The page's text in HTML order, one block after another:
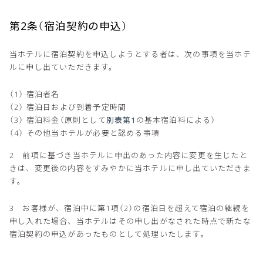
第2条（宿泊契約の申込）
当ホテルに宿泊契約を申込しようとする者は、次の事項を当ホテ
ルに申し出ていただきます。
宿泊者名
宿泊日および到着予定時間
宿泊料金（原則として別表第1 の基本宿泊料による）
その他当ホテルが必要と認める事項
2 前項に基づき当ホテルに申出のあった内容に変更を生じたと
きは、変更後の内容をすみやかに当ホテルに申し出ていただきま
す。
3 お客様が、宿泊中に第1項（2）の宿泊日を超えて宿泊の継続を
申し入れた場合、当ホテルはその申し出がなされた時点で新たな
宿泊契約の申込があったものとして処理いたします。